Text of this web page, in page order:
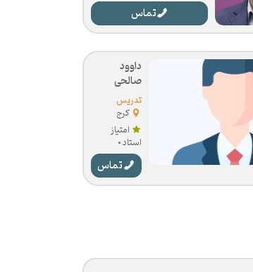
تماس
داوود
صالحی
تدریس
خصوصی
مدیریت
کرج
امتیاز
استاد 0
تماس